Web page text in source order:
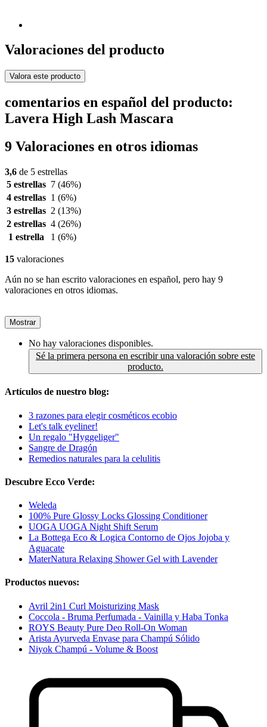
Valoraciones del producto
Valora este producto
comentarios en español del producto:
Lavera High Lash Mascara
9 Valoraciones en otros idiomas
3,6 de 5 estrellas
5 estrellas 7 (46%)
4 estrellas 1 (6%)
3 estrellas 2 (13%)
2 estrellas 4 (26%)
1 estrella
1 (6%)
15 valoraciones
Aún no se han escrito valoraciones en español, pero hay 9
valoraciones en otros idiomas.
Mostrar
No hay valoraciones disponibles.
Sé la primera persona en escribir una valoración sobre este
producto.
Artículos de nuestro blog:
3 razones para elegir cosméticos ecobio
Let's talk eyeliner!
Un regalo "Hyggeliger"
Sangre de Dragón
Remedios naturales para la celulitis
Descubre Ecco Verde:
Weleda
100% Pure Glossy Locks Glossing Conditioner
UOGA UOGA Night Shift Serum
La Bottega Eco & Logica Contorno de Ojos Jojoba y
Aguacate
MaterNatura Relaxing Shower Gel with Lavender
Productos nuevos:
Avril 2in1 Curl Moisturizing Mask
Coccola - Bruma Perfumada - Vainilla y Haba Tonka
ROYS Beauty Pure Deo Roll-On Woman
Arista Ayurveda Envase para Champú Sólido
Niyok Champú - Volume & Boost